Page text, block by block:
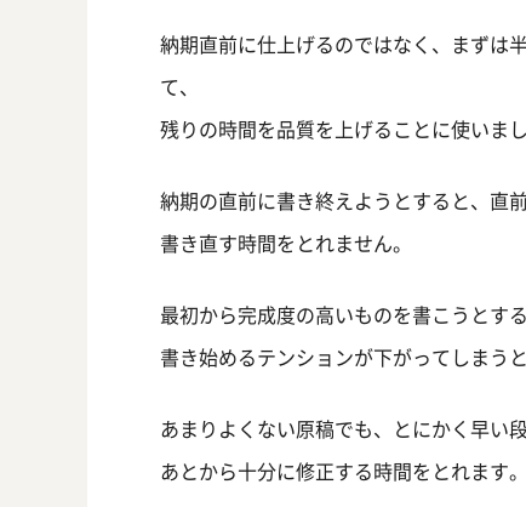
納期直前に仕上げるのではなく、まずは
て、
残りの時間を品質を上げることに使いまし
納期の直前に書き終えようとすると、直
書き直す時間をとれません。
最初から完成度の高いものを書こうとす
書き始めるテンションが下がってしまう
あまりよくない原稿でも、とにかく早い
あとから十分に修正する時間をとれます。